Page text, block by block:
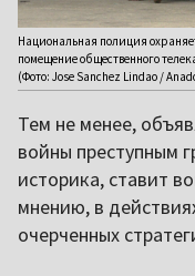
Национальная полиция
помещение общественного
(Фото: Jose Sanchez Lindao /
Тем не менее,
войны преступным
историка, ставит
мнению, в
очерченных